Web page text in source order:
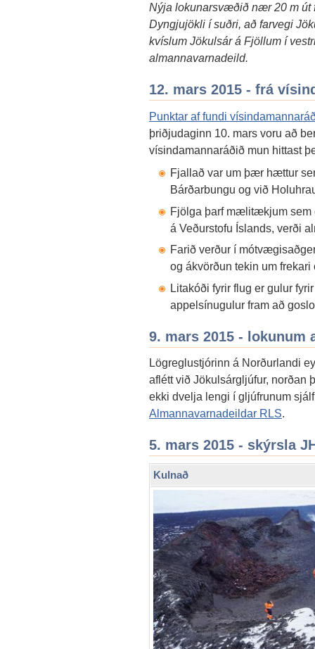
Nýja lokunarsvæðið nær 20 m út
Dyngjujökli í suðri, að farvegi
kvíslum Jökulsár á Fjöllum í
almannavarnadeild.
12. mars 2015 - frá
Punktar af fundi
þriðjudaginn 10. mars voru að
vísindamannaráðið mun hittast
Fjallað var um þær hættur
Bárðarbungu og við
Fjölga þarf mælitækjum sem
á Veðurstofu Íslands, verði
Farið verður í
og ákvörðun tekin um
Litakóði fyrir flug er gulur
appelsínugulur fram að
9. mars 2015 - lokunum
Lögreglustjórinn á Norðurlandi
aflétt við Jökulsárgljúfur, norðan
ekki dvelja lengi í gljúfrunum
Almannavarnadeildar RLS.
5. mars 2015 - skýrsla
Kulnað